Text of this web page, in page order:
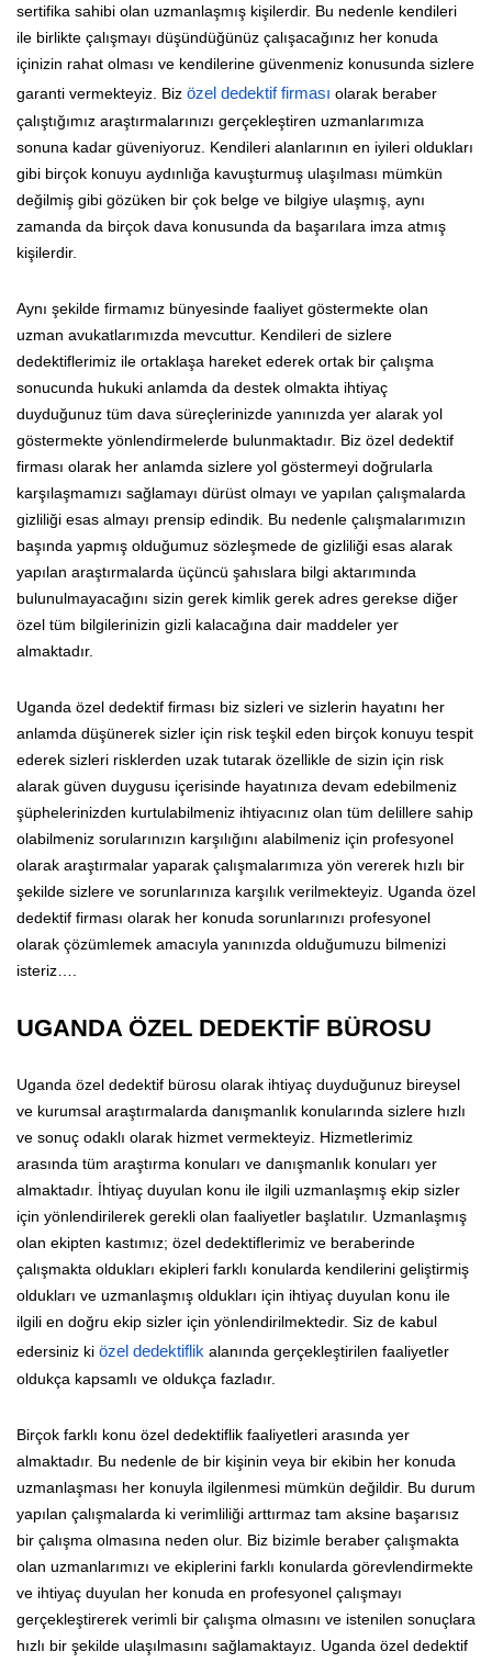
sertifika sahibi olan uzmanlaşmış kişilerdir. Bu nedenle kendileri
ile birlikte çalışmayı düşündüğünüz çalışacağınız her konuda
içinizin rahat olması ve kendilerine güvenmeniz konusunda sizlere
garanti vermekteyiz. Biz özel dedektif firması olarak beraber
çalıştığımız araştırmalarınızı gerçekleştiren uzmanlarımıza
sonuna kadar güveniyoruz. Kendileri alanlarının en iyileri oldukları
gibi birçok konuyu aydınlığa kavuşturmuş ulaşılması mümkün
değilmiş gibi gözüken bir çok belge ve bilgiye ulaşmış, aynı
zamanda da birçok dava konusunda da başarılara imza atmış
kişilerdir.
Aynı şekilde firmamız bünyesinde faaliyet göstermekte olan
uzman avukatlarımızda mevcuttur. Kendileri de sizlere
dedektiflerimiz ile ortaklaşa hareket ederek ortak bir çalışma
sonucunda hukuki anlamda da destek olmakta ihtiyaç
duyduğunuz tüm dava süreçlerinizde yanınızda yer alarak yol
göstermekte yönlendirmelerde bulunmaktadır. Biz özel dedektif
firması olarak her anlamda sizlere yol göstermeyi doğrularla
karşılaşmamızı sağlamayı dürüst olmayı ve yapılan çalışmalarda
gizliliği esas almayı prensip edindik. Bu nedenle çalışmalarımızın
başında yapmış olduğumuz sözleşmede de gizliliği esas alarak
yapılan araştırmalarda üçüncü şahıslara bilgi aktarımında
bulunulmayacağını sizin gerek kimlik gerek adres gerekse diğer
özel tüm bilgilerinizin gizli kalacağına dair maddeler yer
almaktadır.
Uganda özel dedektif firması biz sizleri ve sizlerin hayatını her
anlamda düşünerek sizler için risk teşkil eden birçok konuyu tespit
ederek sizleri risklerden uzak tutarak özellikle de sizin için risk
alarak güven duygusu içerisinde hayatınıza devam edebilmeniz
şüphelerinizden kurtulabilmeniz ihtiyacınız olan tüm delillere sahip
olabilmeniz sorularınızın karşılığını alabilmeniz için profesyonel
olarak araştırmalar yaparak çalışmalarımıza yön vererek hızlı bir
şekilde sizlere ve sorunlarınıza karşılık verilmekteyiz. Uganda özel
dedektif firması olarak her konuda sorunlarınızı profesyonel
olarak çözümlemek amacıyla yanınızda olduğumuzu bilmenizi
isteriz….
UGANDA ÖZEL DEDEKTİF BÜROSU
Uganda özel dedektif bürosu olarak ihtiyaç duyduğunuz bireysel
ve kurumsal araştırmalarda danışmanlık konularında sizlere hızlı
ve sonuç odaklı olarak hizmet vermekteyiz. Hizmetlerimiz
arasında tüm araştırma konuları ve danışmanlık konuları yer
almaktadır. İhtiyaç duyulan konu ile ilgili uzmanlaşmış ekip sizler
için yönlendirilerek gerekli olan faaliyetler başlatılır. Uzmanlaşmış
olan ekipten kastımız; özel dedektiflerimiz ve beraberinde
çalışmakta oldukları ekipleri farklı konularda kendilerini geliştirmiş
oldukları ve uzmanlaşmış oldukları için ihtiyaç duyulan konu ile
ilgili en doğru ekip sizler için yönlendirilmektedir. Siz de kabul
edersiniz ki özel dedektiflik alanında gerçekleştirilen faaliyetler
oldukça kapsamlı ve oldukça fazladır.
Birçok farklı konu özel dedektiflik faaliyetleri arasında yer
almaktadır. Bu nedenle de bir kişinin veya bir ekibin her konuda
uzmanlaşması her konuyla ilgilenmesi mümkün değildir. Bu durum
yapılan çalışmalarda ki verimliliği arttırmaz tam aksine başarısız
bir çalışma olmasına neden olur. Biz bizimle beraber çalışmakta
olan uzmanlarımızı ve ekiplerini farklı konularda görevlendirmekte
ve ihtiyaç duyulan her konuda en profesyonel çalışmayı
gerçekleştirerek verimli bir çalışma olmasını ve istenilen sonuçlara
hızlı bir şekilde ulaşılmasını sağlamaktayız. Uganda özel dedektif